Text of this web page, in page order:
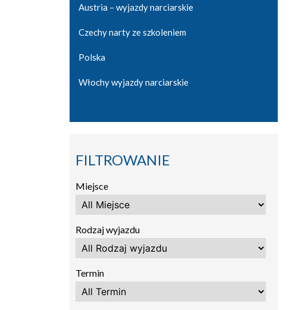
Austria – wyjazdy narciarskie
Czechy narty ze szkoleniem
Polska
Włochy wyjazdy narciarskie
FILTROWANIE
Miejsce
Rodzaj wyjazdu
Termin